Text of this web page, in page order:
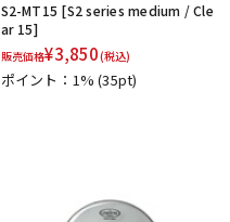
S2-MT15 [S2 series medium / Cle
ar 15]
販売価格¥3,850(税込)
ポイント：1%(35pt)